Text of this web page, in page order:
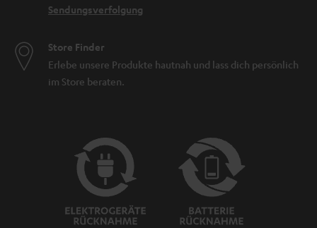
Sendungsverfolgung
Store Finder
Erlebe unsere Produkte hautnah und lass dich persönlich
im Store beraten.